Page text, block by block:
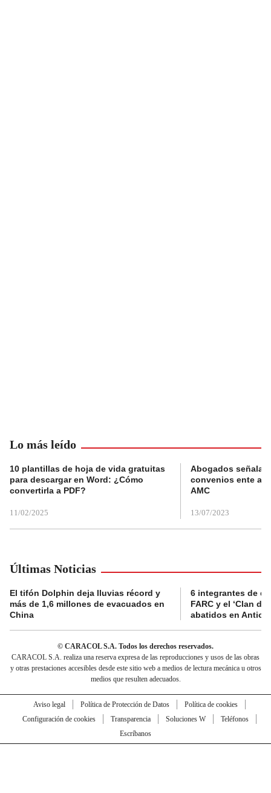
Lo más leído
10 plantillas de hoja de vida gratuitas
para descargar en Word: ¿Cómo
convertirla a PDF?
11/02/2025
Abogados
convenios ente
AMC
13/07/2023
Últimas Noticias
El tifón Dolphin deja lluvias récord y
más de 1,6 millones de evacuados en
China
6 integrantes de
FARC y el ‘Clan
abatidos en
© CARACOL S.A. Todos los derechos reservados.
CARACOL S.A. realiza una reserva expresa de las reproducciones y usos de las obras
y otras prestaciones accesibles desde este sitio web a medios de lectura mecánica u otros
medios que resulten adecuados.
Aviso legal Política de Protección de Datos
Política de cookies
Configuración de cookies
Transparencia Soluciones W
Teléfonos
Escríbanos